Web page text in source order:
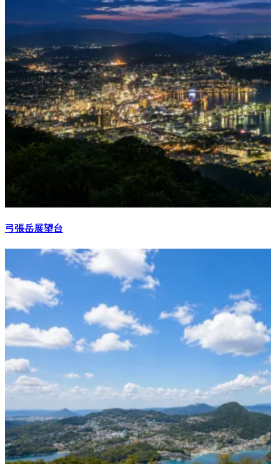
弓張岳展望台